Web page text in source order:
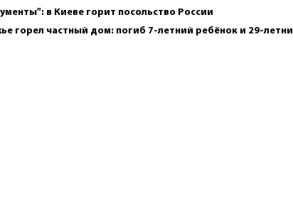
в Киеве горит посольство России
горел частный дом: погиб 7-летний ребёнок и 29-